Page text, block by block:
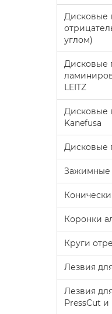
Дисковые
углом)
Дисковые
LEITZ
Дисковые
Kanefusa
Дисковые
Зажимные
Коронки
Круги
Лезвия
Лезвия
PressCut и